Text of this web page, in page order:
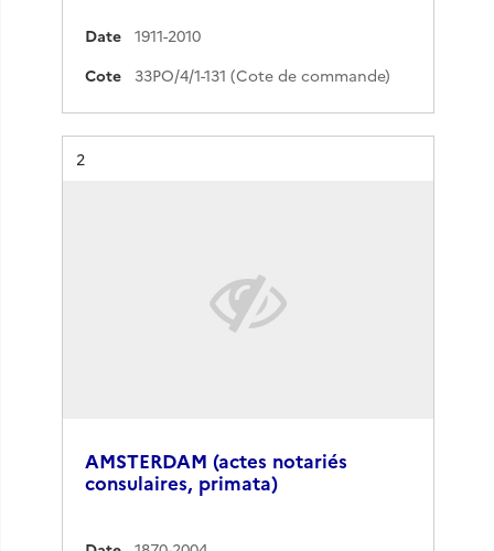
Date
1911-2010
Cote
33PO/4/1-131 (Cote de commande)
Résultat n°
2
AMSTERDAM (actes notariés
consulaires, primata)